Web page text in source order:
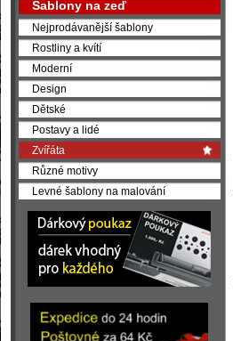
Šablony na zeď
Nejprodávanější šablony
Rostliny a kvítí
Moderní
Design
Dětské
Postavy a lidé
Zvířáta
Různé motivy
Levné šablony na malování